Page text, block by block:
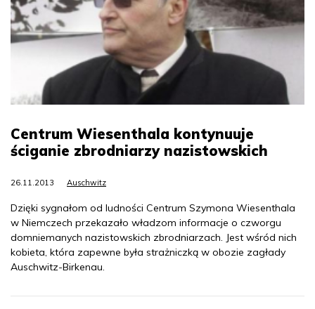
Centrum Wiesenthala kontynuuje
ściganie zbrodniarzy nazistowskich
26.11.2013 Auschwitz
Dzięki sygnałom od ludności Centrum Szymona Wiesenthala
w Niemczech przekazało władzom informacje o czworgu
domniemanych nazistowskich zbrodniarzach. Jest wśród nich
kobieta, która zapewne była strażniczką w obozie zagłady
Auschwitz-Birkenau.